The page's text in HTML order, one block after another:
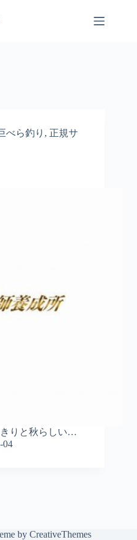
べら釣り , 正規サ
きりと秋らしい…
04
by CreativeThemes